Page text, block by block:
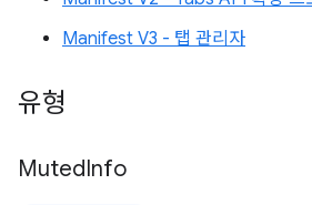
Manifest V3 - 탭 관리자
유형
MutedInfo